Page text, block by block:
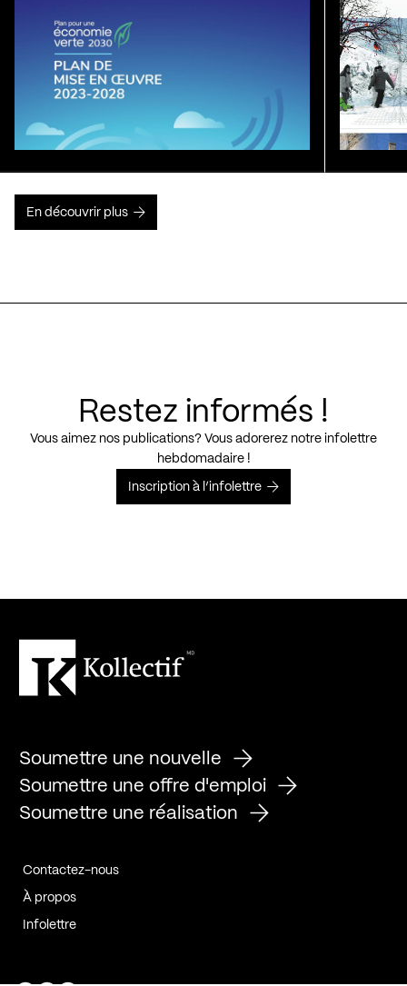
En découvrir plus
Restez informés !
Vous aimez nos publications? Vous adorerez notre infolettre
hebdomadaire !
Inscription à l’infolettre
Soumettre une nouvelle
Soumettre une offre d'emploi
Soumettre une réalisation
Contactez-nous
À propos
Infolettre